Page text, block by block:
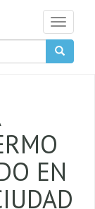
Toggle
EN